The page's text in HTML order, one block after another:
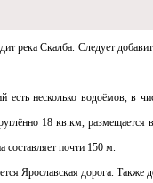
река Скалба. Следует
есть несколько водоёмов, в
18 кв.км, размещается
составляет почти 150 м.
Ярославская дорога. Также